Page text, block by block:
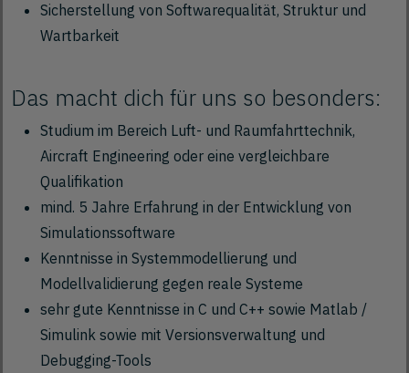
Sicherstellung von Softwarequalität, Struktur und
Wartbarkeit
Das macht dich für uns so besonders:
Studium im Bereich Luft- und Raumfahrttechnik,
Aircraft Engineering oder eine vergleichbare
Qualifikation
mind. 5 Jahre Erfahrung in der Entwicklung von
Simulationssoftware
Kenntnisse in Systemmodellierung und
Modellvalidierung gegen reale Systeme
sehr gute Kenntnisse in C und C++ sowie Matlab /
Simulink sowie mit Versionsverwaltung und
Debugging-Tools